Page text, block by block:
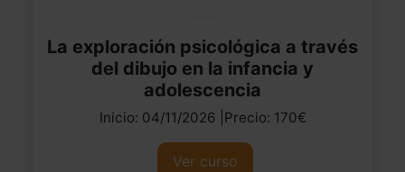
La exploración psicológica a través
del dibujo en la infancia y
adolescencia
Inicio: 04/11/2026 |Precio: 170€
Ver curso